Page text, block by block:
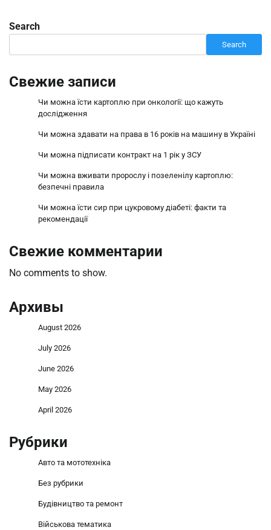
Search
Search
Свежие записи
Чи можна їсти картоплю при онкології: що кажуть
дослідження
Чи можна здавати на права в 16 років на машину в Україні
Чи можна підписати контракт на 1 рік у ЗСУ
Чи можна вживати пророслу і позеленілу картоплю:
безпечні правила
Чи можна їсти сир при цукровому діабеті: факти та
рекомендації
Свежие комментарии
No comments to show.
Архивы
August 2026
July 2026
June 2026
May 2026
April 2026
Рубрики
Авто та мототехніка
Без рубрики
Будівництво та ремонт
Військова тематика